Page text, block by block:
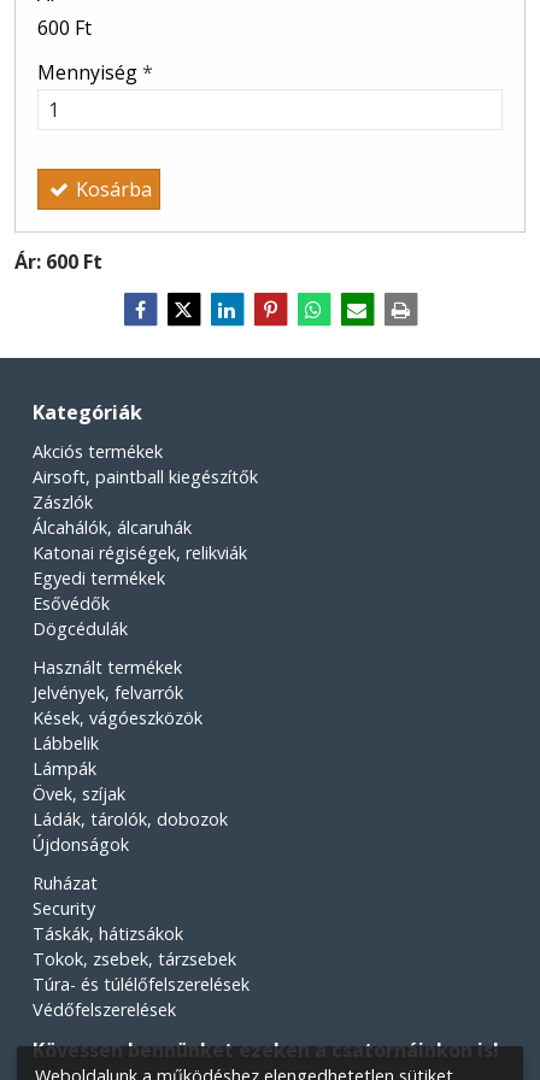
600 Ft
Mennyiség*
Kosárba
Ár: 600 Ft
Kategóriák
Akciós termékek
Airsoft, paintball kiegészítők
Zászlók
Álcahálók, álcaruhák
Katonai régiségek, relikviák
Egyedi termékek
Esővédők
Dögcédulák
Használt termékek
Jelvények, felvarrók
Kések, vágóeszközök
Lábbelik
Lámpák
Övek, szíjak
Ládák, tárolók, dobozok
Újdonságok
Ruházat
Security
Táskák, hátizsákok
Tokok, zsebek, tárzsebek
Túra- és túlélőfelszerelések
Védőfelszerelések
Kövessen bennünket ezeken a csatornáinkon is!